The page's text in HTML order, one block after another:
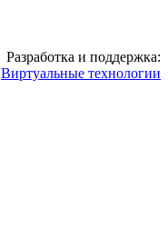
Разработка и поддержка:
Виртуальные технологии